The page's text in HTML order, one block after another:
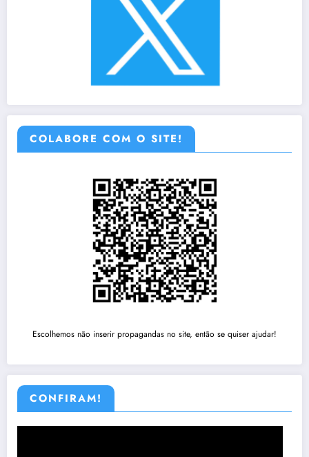
COLABORE COM O SITE!
Escolhemos não inserir propagandas no site, então se quiser ajudar!
CONFIRAM!